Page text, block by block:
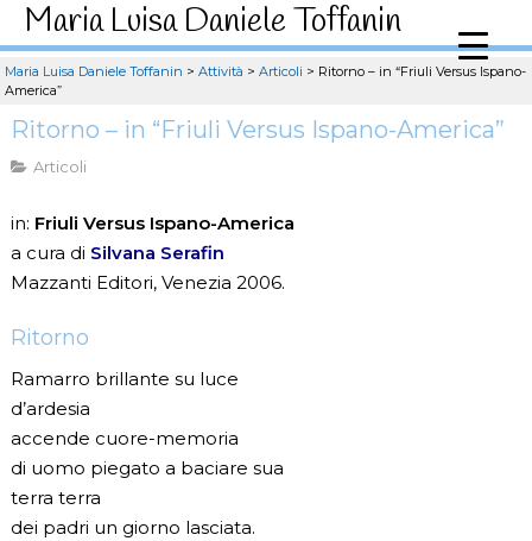
Maria Luisa Daniele Toffanin
Maria Luisa Daniele Toffanin > Attività > Articoli > Ritorno – in “Friuli Versus Ispano-
America”
Ritorno – in “Friuli Versus Ispano-America”
Articoli
in: Friuli Versus Ispano-America
a cura di Silvana Serafin
Mazzanti Editori, Venezia 2006.
Ritorno
Ramarro brillante su luce
d’ardesia
accende cuore-memoria
di uomo piegato a baciare sua
terra terra
dei padri un giorno lasciata.